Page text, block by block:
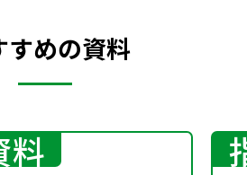
すめの資料
料